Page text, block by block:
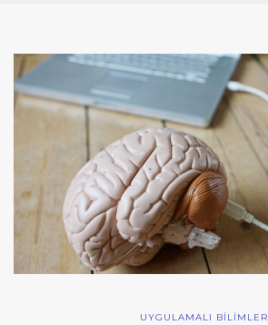
UYGULAMALI BİLİMLER